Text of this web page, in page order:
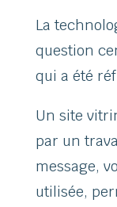
La
question
qui a été
Un site
par un
message,
utilisée,